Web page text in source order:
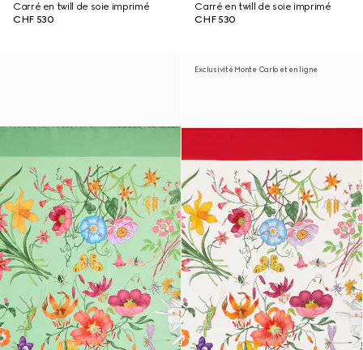
Carré en twill de soie imprimé
CHF 530
Carré en twill de soie imprimé
CHF 530
Exclusivité Monte Carlo et en ligne